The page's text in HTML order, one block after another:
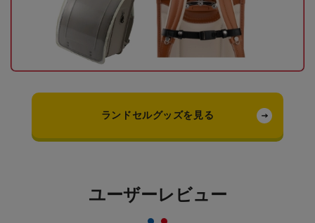
ランドセルグッズを見る
ユーザーレビュー